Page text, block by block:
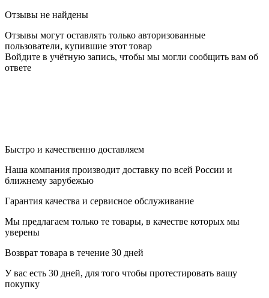
Отзывы не найдены
Отзывы могут оставлять только авторизованные
пользователи, купившие этот товар
Войдите в учётную запись, чтобы мы могли сообщить вам об
ответе
Быстро и качественно доставляем
Наша компания производит доставку по всей России и
ближнему зарубежью
Гарантия качества и сервисное обслуживание
Мы предлагаем только те товары, в качестве которых мы
уверены
Возврат товара в течение 30 дней
У вас есть 30 дней, для того чтобы протестировать вашу
покупку